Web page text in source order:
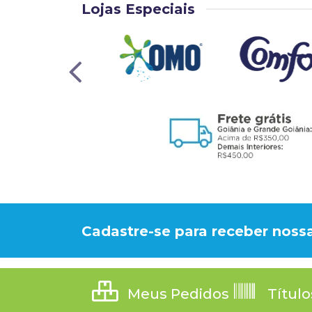
Lojas Especiais
Cadastre-se para receber
Meus Pedidos